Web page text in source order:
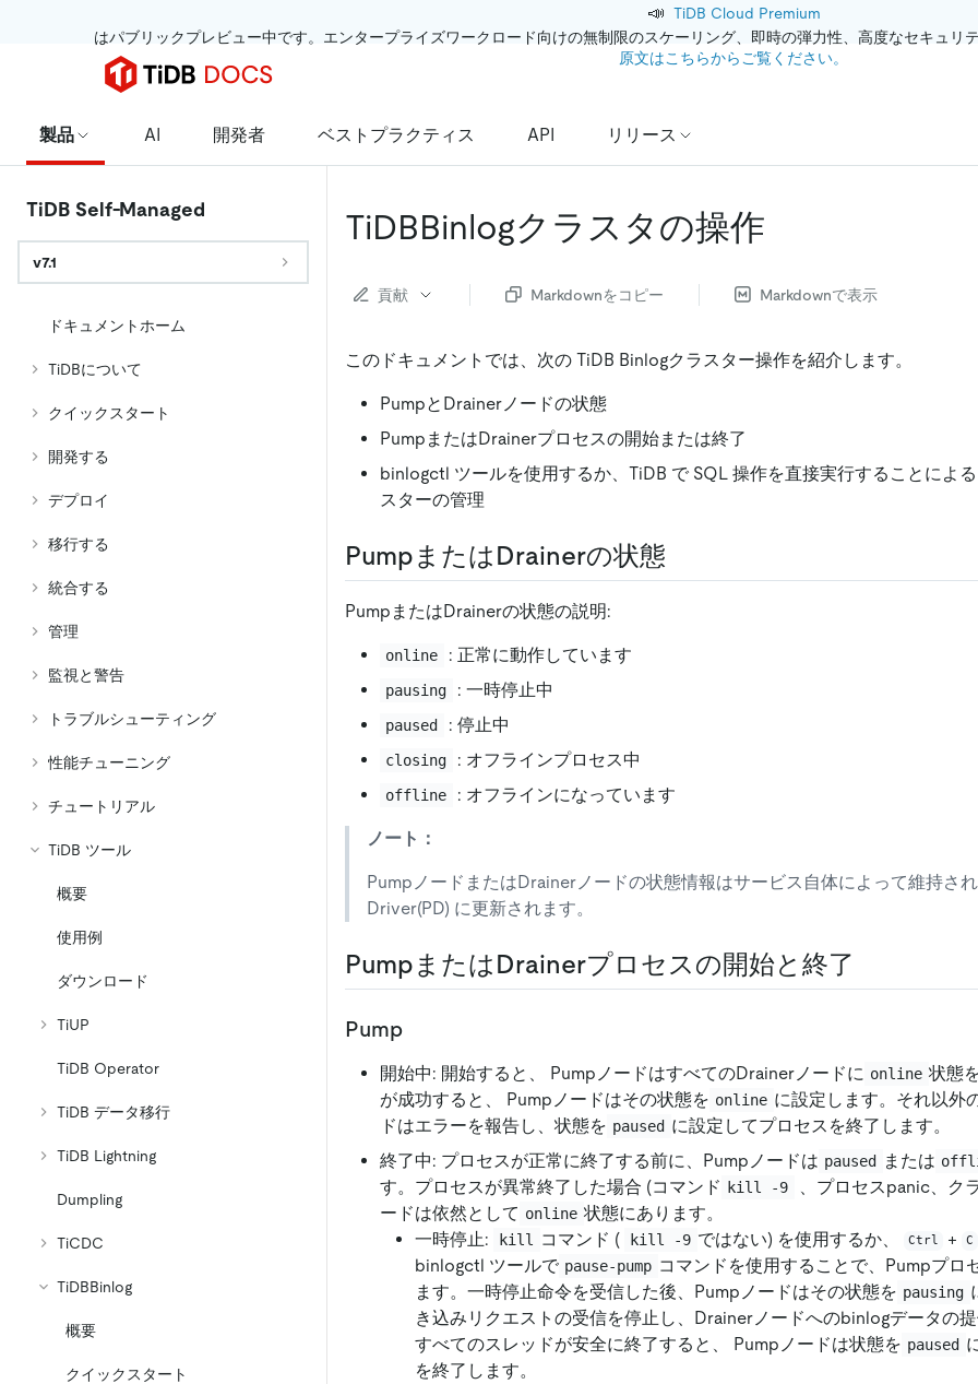
📣 TiDB Cloud Premium
はパブリックプレビュー中です。エンタープライズワークロード向けの無制限のスケーリング、即時の弾力性、高度なセキュリ
原文はこちらからご覧ください。
製品 AI 開発者 ベストプラクティス API リリース
TiDB Self-Managed
v7.1
ドキュメントホーム
TiDBについて
クイックスタート
開発する
デプロイ
移行する
統合する
管理
監視と警告
トラブルシューティング
性能チューニング
チュートリアル
TiDB ツール
概要
使用例
ダウンロード
TiUP
TiDB Operator
TiDB データ移行
TiDB Lightning
Dumpling
TiCDC
TiDBBinlog
概要
クイックスタート
TiDBBinlogクラスタの操作
貢献 Markdownをコピー Markdownで表示
このドキュメントでは、次の TiDB Binlogクラスター操作を紹介します。
PumpとDrainerノードの状態
PumpまたはDrainerプロセスの開始または終了
binlogctl ツールを使用するか、TiDB で SQL 操作を直接実行することによ
スターの管理
PumpまたはDrainerの状態
PumpまたはDrainerの状態の説明:
online : 正常に動作しています
pausing : 一時停止中
paused : 停止中
closing : オフラインプロセス中
offline : オフラインになっています
ノート：
PumpノードまたはDrainerノードの状態情報はサービス自体によって維持さ
Driver(PD) に更新されます。
PumpまたはDrainerプロセスの開始と終了
Pump
開始中: 開始すると、 PumpノードはすべてのDrainerノードに online 状態
が成功すると、 Pumpノードはその状態を online に設定します。それ以外
ドはエラーを報告し、状態を paused に設定してプロセスを終了します。
終了中: プロセスが正常に終了する前に、Pumpノードは paused または
す。プロセスが異常終了した場合 (コマンド
kill -9
、プロセスpanic、ク
ードは依然として online 状態にあります。
一時停止:
kill コマンド ( kill -9 ではない) を使用するか、 Ctrl + C
binlogctl ツールで pause-pump コマンドを使用することで、Pumpプロ
ます。一時停止命令を受信した後、Pumpノードはその状態を pausing
き込みリクエストの受信を停止し、Drainerノードへのbinlogデータの提
すべてのスレッドが安全に終了すると、 Pumpノードは状態を paused
を終了します。